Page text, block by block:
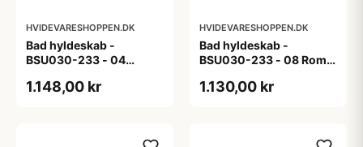
HVIDEVARESHOPPEN.DK
Bad hyldeskab -
BSU030-233 - 04
1.148,00 kr
HVIDEVARESHOPPEN.DK
Bad hyldeskab -
BSU030-233 - 08 Roma
1.130,00 kr